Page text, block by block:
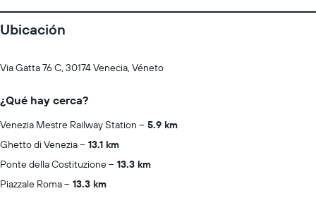
Ubicación
Via Gatta 76 C, 30174 Venecia, Véneto
¿Qué hay cerca?
Venezia Mestre Railway Station
5.9 km
Ghetto di Venezia
13.1 km
Ponte della Costituzione
13.3 km
Piazzale Roma
13.3 km